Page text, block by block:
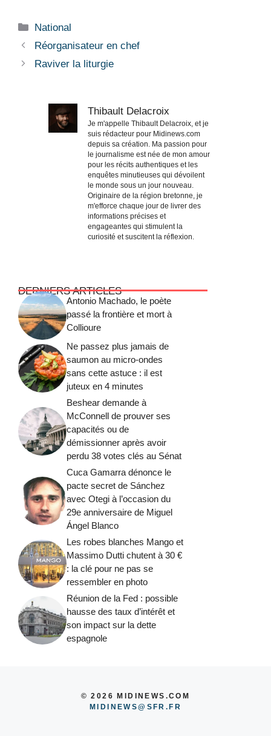
Catégories
National
Réorganisateur en chef
Raviver la liturgie
Thibault Delacroix
Je m'appelle Thibault Delacroix, et je
suis rédacteur pour Midinews.com
depuis sa création. Ma passion pour
le journalisme est née de mon amour
pour les récits authentiques et les
enquêtes minutieuses qui dévoilent
le monde sous un jour nouveau.
Originaire de la région bretonne, je
m'efforce chaque jour de livrer des
informations précises et
engageantes qui stimulent la
curiosité et suscitent la réflexion.
DERNIERS ARTICLES
Antonio Machado, le poète
passé la frontière et mort à
Collioure
Ne passez plus jamais de
saumon au micro-ondes
sans cette astuce : il est
juteux en 4 minutes
Beshear demande à
McConnell de prouver ses
capacités ou de
démissionner après avoir
perdu 38 votes clés au Sénat
Cuca Gamarra dénonce le
pacte secret de Sánchez
avec Otegi à l’occasion du
29e anniversaire de Miguel
Ángel Blanco
Les robes blanches Mango et
Massimo Dutti chutent à 30 €
: la clé pour ne pas se
ressembler en photo
Réunion de la Fed : possible
hausse des taux d’intérêt et
son impact sur la dette
espagnole
© 2026 MIDINEWS.COM
MIDINEWS@SFR.FR